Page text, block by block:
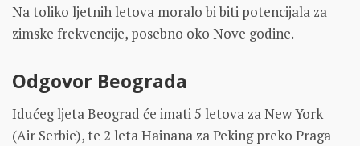
Na toliko ljetnih letova moralo bi biti potencijala za
zimske frekvencije, posebno oko Nove godine.
Odgovor Beograda
Idućeg ljeta Beograd će imati 5 letova za New York
(Air Serbie), te 2 leta Hainana za Peking preko Praga